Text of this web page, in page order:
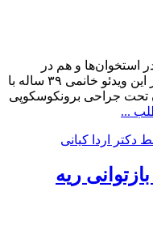
استخوان‌ها و هم در
بافت‌های نرم مانند ریه دیده می‌شود. در این ویدئو خانمی ۳۹ ساله با
تحت جراحی برونکوسکوپی
...
ریه